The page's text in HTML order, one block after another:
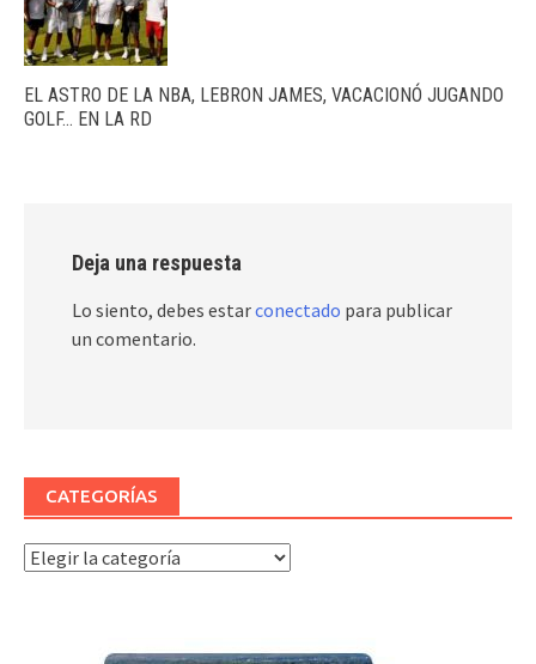
EL ASTRO DE LA NBA, LEBRON JAMES, VACACIONÓ JUGANDO
GOLF… EN LA RD
Deja una respuesta
Lo siento, debes estarconectado para publicar
un comentario.
CATEGORÍAS
Categorías